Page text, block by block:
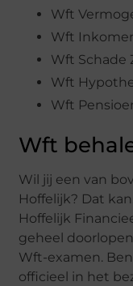
Wft
Wft
Wft Schade
Wft
Wft
Wft
Wil jij een van
Hoffelijk? Dat
Hoffelijk
geheel
Wft-examen.
officieel in het